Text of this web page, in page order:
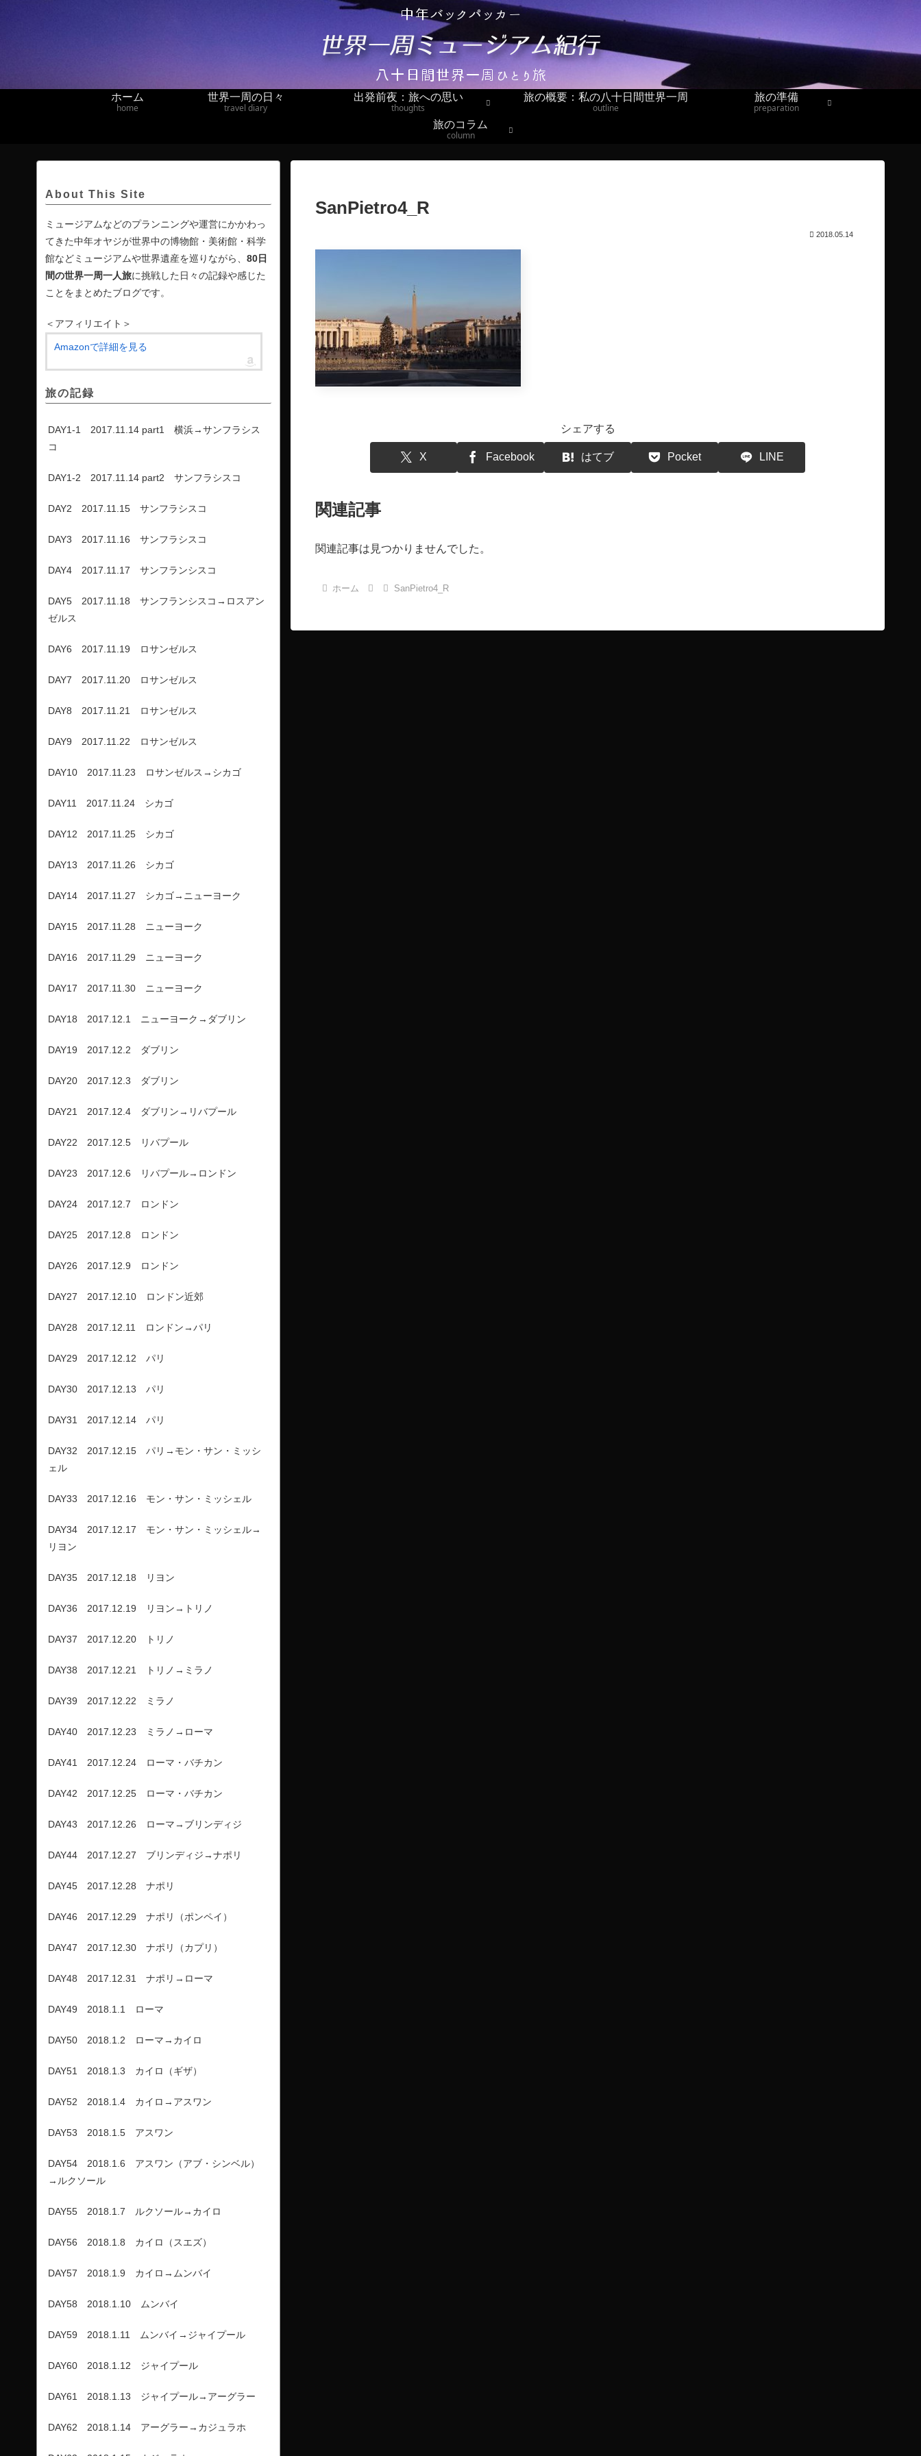
ホーム
home
世界一周の日々
travel diary
出発前夜：旅への思い
thoughts
旅の概要：私の八十日間世界一周
outline
旅の準備
preparation
旅のコラム
column
SanPietro4_R
2018.05.14
シェアする
X Facebook はてブ Pocket LINE
関連記事
関連記事は見つかりませんでした。
ホーム SanPietro4_R
About This Site
ミュージアムなどのプランニングや運営にかかわっ
てきた中年オヤジが世界中の博物館・美術館・科学
館などミュージアムや世界遺産を巡りながら、 80日
間の世界一周一人旅に挑戦した日々の記録や感じた
ことをまとめたブログです。
＜アフィリエイト＞
Amazonで詳細を見る
旅の記録
DAY1-1 2017.11.14 part1 横浜→サンフラシス
コ
DAY1-2 2017.11.14 part2 サンフラシスコ
DAY2 2017.11.15 サンフラシスコ
DAY3 2017.11.16 サンフラシスコ
DAY4 2017.11.17 サンフランシスコ
DAY5 2017.11.18 サンフランシスコ→ロスアン
ゼルス
DAY6 2017.11.19 ロサンゼルス
DAY7 2017.11.20 ロサンゼルス
DAY8 2017.11.21 ロサンゼルス
DAY9 2017.11.22 ロサンゼルス
DAY10 2017.11.23 ロサンゼルス→シカゴ
DAY11 2017.11.24 シカゴ
DAY12 2017.11.25 シカゴ
DAY13 2017.11.26 シカゴ
DAY14 2017.11.27 シカゴ→ニューヨーク
DAY15 2017.11.28 ニューヨーク
DAY16 2017.11.29 ニューヨーク
DAY17 2017.11.30 ニューヨーク
DAY18 2017.12.1 ニューヨーク→ダブリン
DAY19 2017.12.2 ダブリン
DAY20 2017.12.3 ダブリン
DAY21 2017.12.4 ダブリン→リバプール
DAY22 2017.12.5 リバプール
DAY23 2017.12.6 リバプール→ロンドン
DAY24 2017.12.7 ロンドン
DAY25 2017.12.8 ロンドン
DAY26 2017.12.9 ロンドン
DAY27 2017.12.10 ロンドン近郊
DAY28 2017.12.11 ロンドン→パリ
DAY29 2017.12.12 パリ
DAY30 2017.12.13 パリ
DAY31 2017.12.14 パリ
DAY32 2017.12.15 パリ→モン・サン・ミッシ
ェル
DAY33 2017.12.16 モン・サン・ミッシェル
DAY34 2017.12.17 モン・サン・ミッシェル→
リヨン
DAY35 2017.12.18 リヨン
DAY36 2017.12.19 リヨン→トリノ
DAY37 2017.12.20 トリノ
DAY38 2017.12.21 トリノ→ミラノ
DAY39 2017.12.22 ミラノ
DAY40 2017.12.23 ミラノ→ローマ
DAY41 2017.12.24 ローマ・バチカン
DAY42 2017.12.25 ローマ・バチカン
DAY43 2017.12.26 ローマ→ブリンディジ
DAY44 2017.12.27 ブリンディジ→ナポリ
DAY45 2017.12.28 ナポリ
DAY46 2017.12.29 ナポリ（ポンペイ）
DAY47 2017.12.30 ナポリ（カプリ）
DAY48 2017.12.31 ナポリ→ローマ
DAY49 2018.1.1 ローマ
DAY50 2018.1.2 ローマ→カイロ
DAY51 2018.1.3 カイロ（ギザ）
DAY52 2018.1.4 カイロ→アスワン
DAY53 2018.1.5 アスワン
DAY54 2018.1.6 アスワン（アブ・シンベル）
→ルクソール
DAY55 2018.1.7 ルクソール→カイロ
DAY56 2018.1.8 カイロ（スエズ）
DAY57 2018.1.9 カイロ→ムンバイ
DAY58 2018.1.10 ムンバイ
DAY59 2018.1.11 ムンバイ→ジャイプール
DAY60 2018.1.12 ジャイプール
DAY61 2018.1.13 ジャイプール→アーグラー
DAY62 2018.1.14 アーグラー→カジュラホ